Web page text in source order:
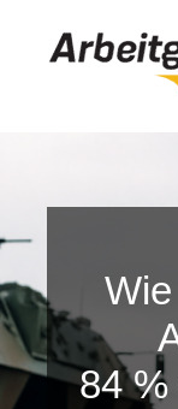
Termin buchen
Seminare84 %